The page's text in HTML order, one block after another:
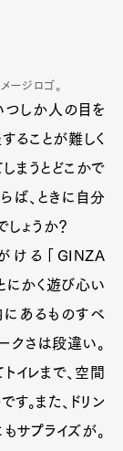
ジロゴ。
つしか人の目を
ることが難しく
まうとどこかで
ば、ときに自分
ょうか？
ける「GINZA
かく遊び心い
にあるものすべ
クさは段違い。
トイレまで、空間
。また、ドリン
サプライズが。